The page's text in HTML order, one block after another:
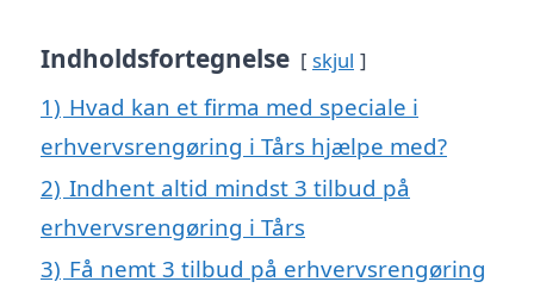
Indholdsfortegnelse skjul
1) Hvad kan et firma med speciale i
erhvervsrengøring i Tårs hjælpe med?
2) Indhent altid mindst 3 tilbud på
erhvervsrengøring i Tårs
3) Få nemt 3 tilbud på erhvervsrengøring